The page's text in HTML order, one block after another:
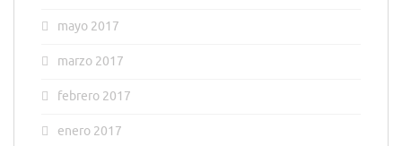
mayo 2017
marzo 2017
febrero 2017
enero 2017